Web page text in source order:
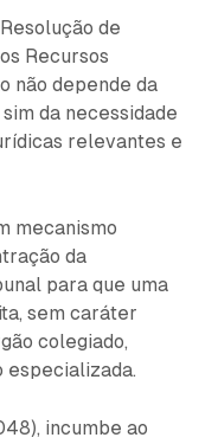
de
Recursos
não depende da
da necessidade
relevantes e
mecanismo
da
para que uma
sem caráter
colegiado,
especializada.
incumbe ao